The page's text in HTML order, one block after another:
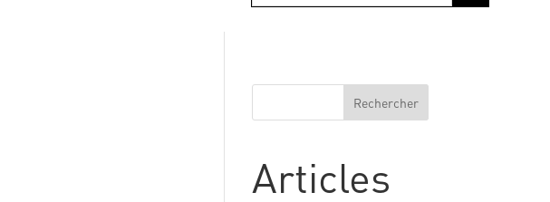
Rechercher
Articles